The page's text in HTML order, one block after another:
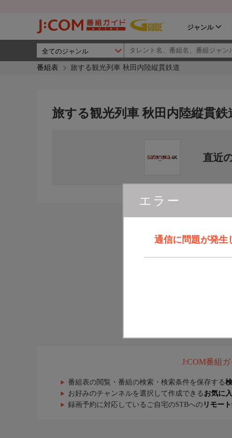
ジャンル
番組表 旅する観光列車 秋田内陸縦貫鉄道
エラー
通信に問題が発
旅する観光列車 秋田内陸縦貫鉄
直近
J:COM番組
番組表の閲覧・番組の検索・検索条件を保存する
お好みのチャンネルを選択して作成できる お気に
録画予約に対応しているご自宅のSTBへの リモー